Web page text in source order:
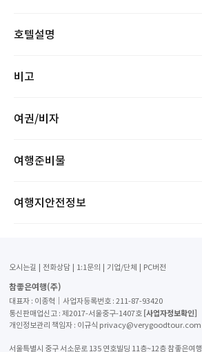
호텔설명
비고
여권/비자
여행준비물
여행지안전정보
오시는길 전화상담 1:1문의 기업/단체 PC버전
참좋은여행(주)
대표자 : 이종혁│사업자등록번호 : 211-87-93420
통신판매업신고 : 제2017-서울중구-1407호 [사업자정보확인]
개인정보관리 책임자 : 이규식 privacy@verygoodtour.com
서울특별시 중구 서소문로 135 연호빌딩 11층~12층 참좋은여행